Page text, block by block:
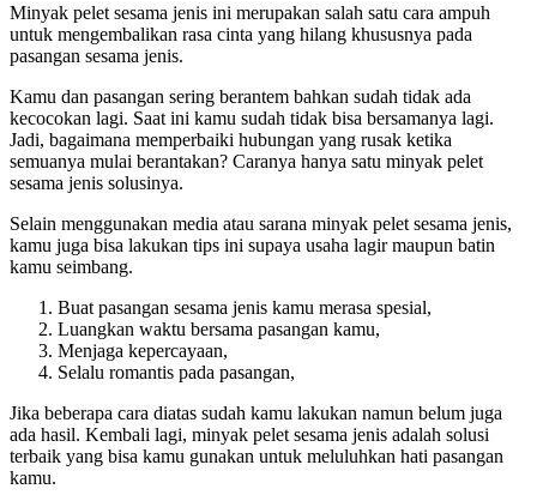
Minyak pelet sesama jenis ini merupakan salah satu cara ampuh
untuk mengembalikan rasa cinta yang hilang khususnya pada
pasangan sesama jenis.
Kamu dan pasangan sering berantem bahkan sudah tidak ada
kecocokan lagi. Saat ini kamu sudah tidak bisa bersamanya lagi.
Jadi, bagaimana memperbaiki hubungan yang rusak ketika
semuanya mulai berantakan? Caranya hanya satu minyak pelet
sesama jenis solusinya.
Selain menggunakan media atau sarana minyak pelet sesama jenis,
kamu juga bisa lakukan tips ini supaya usaha lagir maupun batin
kamu seimbang.
Buat pasangan sesama jenis kamu merasa spesial,
Luangkan waktu bersama pasangan kamu,
Menjaga kepercayaan,
Selalu romantis pada pasangan,
Jika beberapa cara diatas sudah kamu lakukan namun belum juga
ada hasil. Kembali lagi, minyak pelet sesama jenis adalah solusi
terbaik yang bisa kamu gunakan untuk meluluhkan hati pasangan
kamu.